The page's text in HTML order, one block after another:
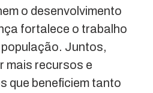
o desenvolvimento
fortalece o trabalho
Juntos,
mais recursos e
que beneficiem tanto